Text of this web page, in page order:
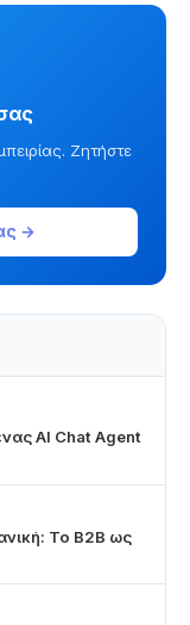
Ζητήστε
→
AI Chat Agent
Το B2B ως